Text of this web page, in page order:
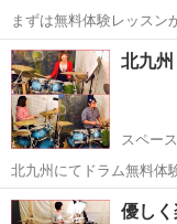
まずは無料体験レッスン
https://youtube.com/
福岡 福岡市 ドラ
北九
スペー
北九州にてドラム無料体験レッスン
れるドラムレッスンなので、初
合わせく
福岡 北九州市
優しく